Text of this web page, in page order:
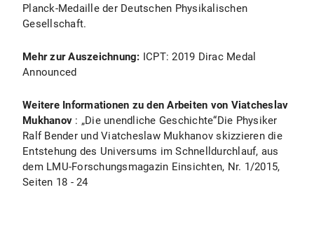
Planck-Medaille der Deutschen Physikalischen
Gesellschaft.
Mehr zur Auszeichnung: ICPT: 2019 Dirac Medal
Announced
Weitere Informationen zu den Arbeiten von Viatcheslav
Mukhanov : „Die unendliche Geschichte“Die Physiker
Ralf Bender und Viatcheslaw Mukhanov skizzieren die
Entstehung des Universums im Schnelldurchlauf, aus
dem LMU-Forschungsmagazin Einsichten, Nr. 1/2015,
Seiten 18 - 24